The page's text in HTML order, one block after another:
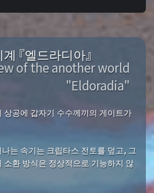
『엘드라디아』
of the another world
"Eldoradia"
상공에 갑자기 수수께끼의 게이트가
는 속기는 크립타스 전토를 덮고, 그
소환 방식은 정상적으로 기능하지 않